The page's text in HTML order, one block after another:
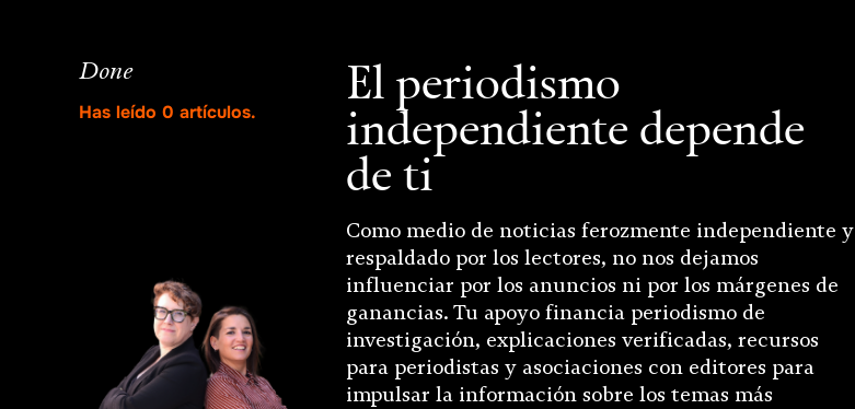
Done
Has leído 0 artículos. El periodismo
independiente depende
de ti
Como medio de noticias ferozmente independiente y
respaldado por los lectores, no nos dejamos
influenciar por los anuncios ni por los márgenes de
ganancias. Tu apoyo financia periodismo de
investigación, explicaciones verificadas, recursos
para periodistas y asociaciones con editores para
impulsar la información sobre los temas más